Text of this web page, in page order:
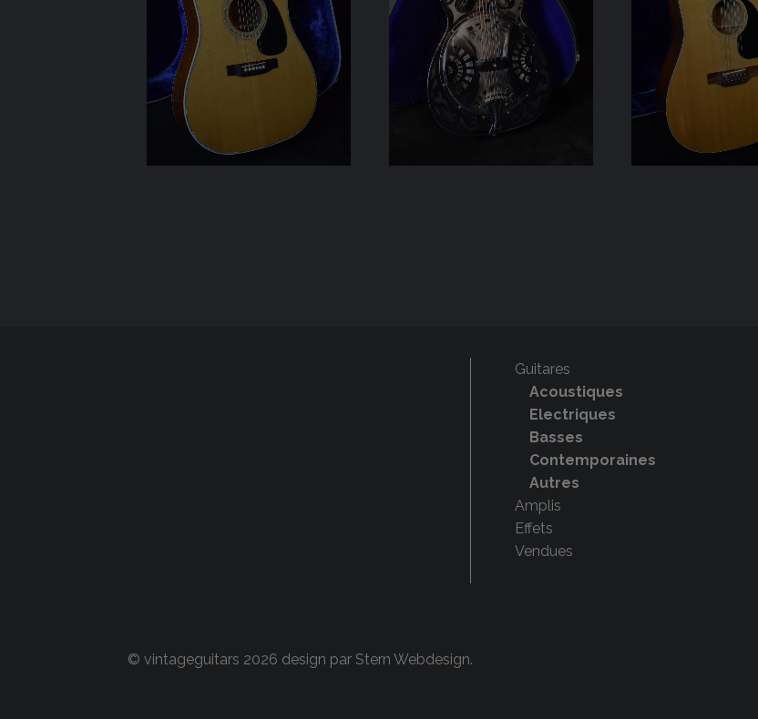
Guitares
Acoustiques
Electriques
Basses
Contemporaines
Autres
Amplis
Effets
Vendues
© vintageguitars 2026 design par Stern Webdesign.